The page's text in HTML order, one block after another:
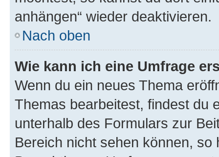
anhängen“ wieder deaktivieren.
Nach oben
Wie kann ich eine Umfrage
Wenn du ein neues Thema
Themas bearbeitest, findest du
unterhalb des Formulars zur
Bereich nicht sehen können,